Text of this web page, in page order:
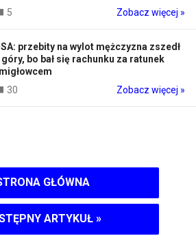
5
Zobacz więcej »
przebity na wylot mężczyzna zszedł
góry, bo bał się rachunku za ratunek
30
Zobacz więcej »
GŁÓWNA
ARTYKUŁ »